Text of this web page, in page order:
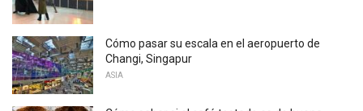
Cómo pasar su escala en el aeropuerto de
Changi, Singapur
ASIA